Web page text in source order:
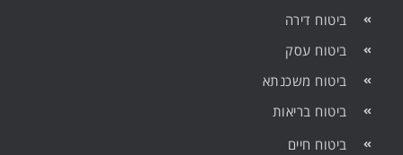
ביטוח דירה
ביטוח עסק
ביטוח משכנתא
ביטוח בריאות
ביטוח חיים